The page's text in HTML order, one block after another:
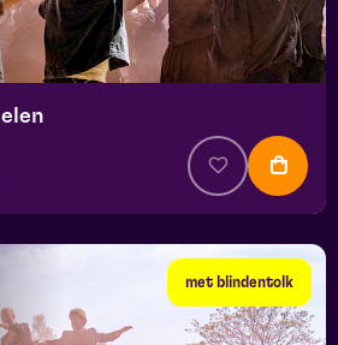
met blindentolk